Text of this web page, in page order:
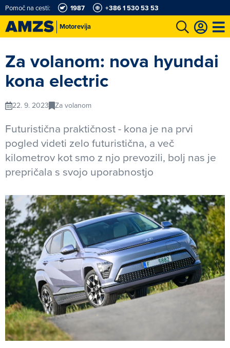
Motorevija
Pomoč na cesti: 1987 +386 1 530 53 53
Za volanom: nova hyundai
kona electric
22. 9. 2023 Za volanom
Futuristična praktičnost - kona je na prvi
pogled videti zelo futuristična, a več
kilometrov kot smo z njo prevozili, bolj nas je
prepričala s svojo uporabnostjo